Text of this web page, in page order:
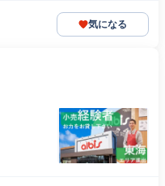
気になる